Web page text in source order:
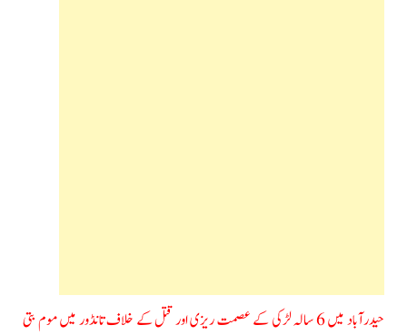
حیدرآباد میں 6 سالہ لڑکی کے عصمت ریزی اور قتل کے خلاف تانڈور میں موم بتی